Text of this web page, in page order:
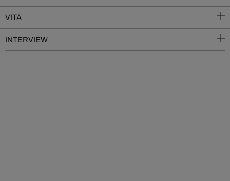
VITA
INTERVIEW